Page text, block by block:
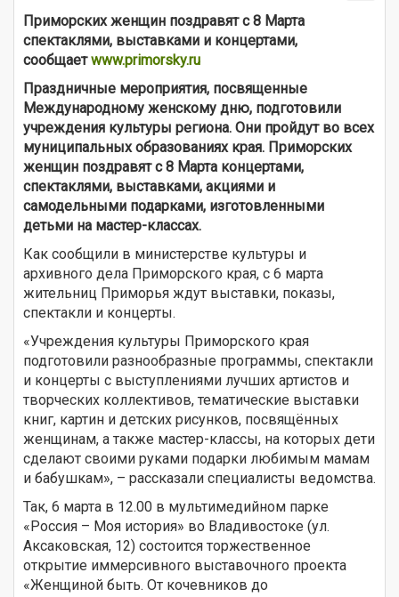
Приморских женщин поздравят с 8 Марта
спектаклями, выставками и концертами,
сообщаетwww.primorsky.ru
Праздничные мероприятия, посвященные
Международному женскому дню, подготовили
учреждения культуры региона. Они пройдут во всех
муниципальных образованиях края. Приморских
женщин поздравят с 8 Марта концертами,
спектаклями, выставками, акциями и
самодельными подарками, изготовленными
детьми на мастер-классах.
Как сообщили в министерстве культуры и
архивного дела Приморского края, с 6 марта
жительниц Приморья ждут выставки, показы,
спектакли и концерты.
«Учреждения культуры Приморского края
подготовили разнообразные программы, спектакли
и концерты с выступлениями лучших артистов и
творческих коллективов, тематические выставки
книг, картин и детских рисунков, посвящённых
женщинам, а также мастер-классы, на которых дети
сделают своими руками подарки любимым мамам
и бабушкам», – рассказали специалисты ведомства.
Так, 6 марта в 12.00 в мультимедийном парке
«Россия – Моя история» во Владивостоке (ул.
Аксаковская, 12) состоится торжественное
открытие иммерсивного выставочного проекта
«Женщиной быть. От кочевников до